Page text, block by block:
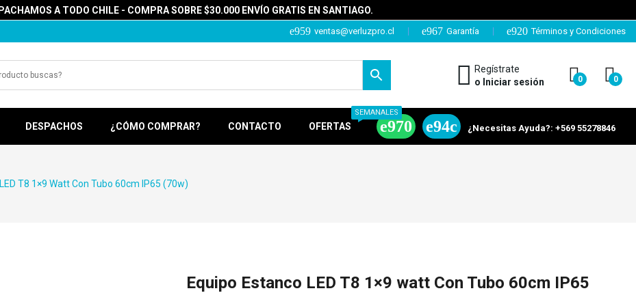
A TODO CHILE - COMPRA SOBRE $30.000 ENVÍO GRATIS EN SANTIAGO.
ventas@verluzpro.cl Garantía Términos y Condiciones
Regístrate
o Iniciar sesión
0 0
DESPACHOS ¿CÓMO COMPRAR? CONTACTO OFERTAS
SEMANALES
¿Necesitas Ayuda?: +569 55278846
T8 1×9 Watt Con Tubo 60cm IP65 (70w)
Equipo Estanco LED T8 1×9 watt Con Tubo 60cm IP65